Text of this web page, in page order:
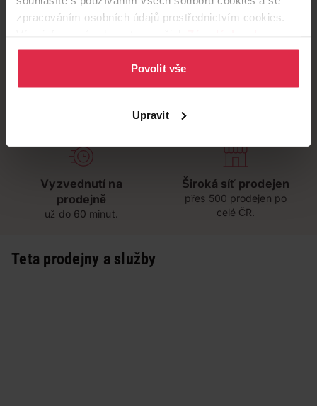
zpracováním osobních údajů prostřednictvím cookies.
osobních údajů.
Povolit vše
Upravit
při nákupu nad 1 200 Kč ušetřete s Teta klubem
Vyzvednutí na
prodejně
už do 60 minut.
Široká síť prodejen
přes 500 prodejen po
celé ČR.
Teta prodejny a služby